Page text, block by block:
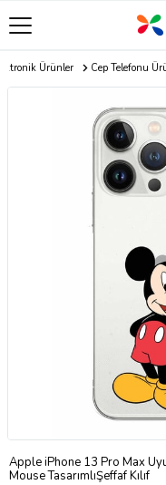
Ürünler Cep Telefonu
Apple iPhone 13 Pro Max
Mouse TasarımlıŞeffaf Kılıf